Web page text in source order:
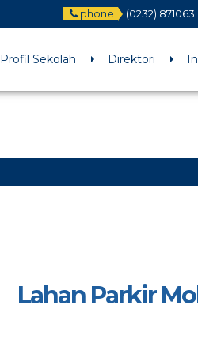
phone (0232) 871063
Profil Sekolah Direktori
Lahan Parkir